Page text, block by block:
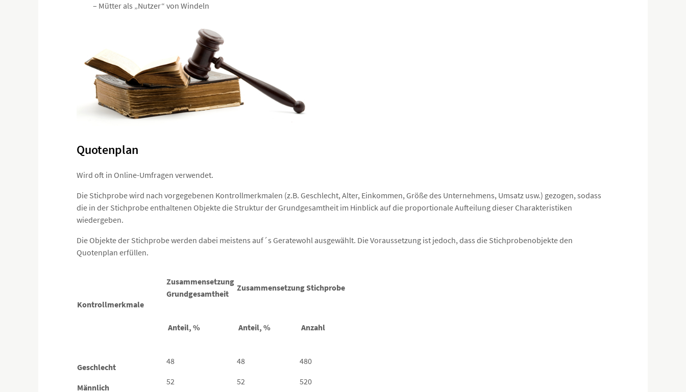
– Mütter als „Nutzer“ von Windeln
Quotenplan
Wird oft in Online-Umfragen verwendet.
Die Stichprobe wird nach vorgegebenen Kontrollmerkmalen (z.B. Geschlecht, Alter, Einkommen, Größe des Unternehmens, Umsatz usw.) gezogen, sodass
die in der Stichprobe enthaltenen Objekte die Struktur der Grundgesamtheit im Hinblick auf die proportionale Aufteilung dieser Charakteristiken
wiedergeben.
Die Objekte der Stichprobe werden dabei meistens auf´s Geratewohl ausgewählt. Die Voraussetzung ist jedoch, dass die Stichprobenobjekte den
Quotenplan erfüllen.
Kontrollmerkmale
Zusammensetzung
Grundgesamtheit
Zusammensetzung Stichprobe
Anteil, % Anteil, % Anzahl
Geschlecht
Männlich
48
52
48
52
480
520